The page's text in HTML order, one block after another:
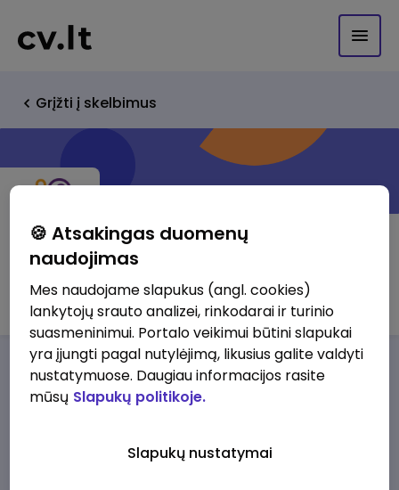
Grįžti į skelbimus
iGeolise LT
Darbo pasiūlymaiApie musPrivalumai
darbo pasiūlymų
🍪 Atsakingas duomenų
naudojimas
Mes naudojame slapukus (angl. cookies)
lankytojų srauto analizei, rinkodarai ir turinio
suasmeninimui. Portalo veikimui būtini slapukai
yra įjungti pagal nutylėjimą, likusius galite valdyti
nustatymuose. Daugiau informacijos rasite
mūsų Slapukų politikoje.
Slapukų nustatymai